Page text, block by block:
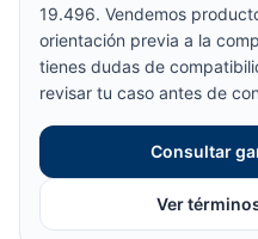
19.496. Vendemos
orientación previa a la
tienes dudas de
revisar tu caso antes de
Consultar
Ver